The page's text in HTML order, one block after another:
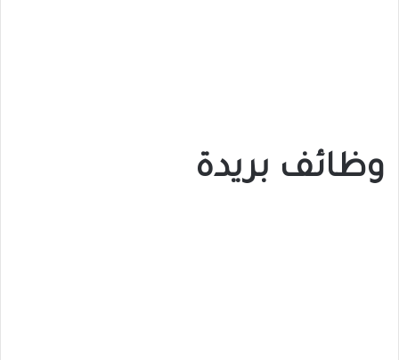
وظائف بريدة